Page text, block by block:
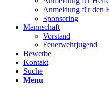
Anmeldung für den
Sponsoring
Mannschaft
Vorstand
Feuerwehrjugend
Bewerbe
Kontakt
Suche
Menu